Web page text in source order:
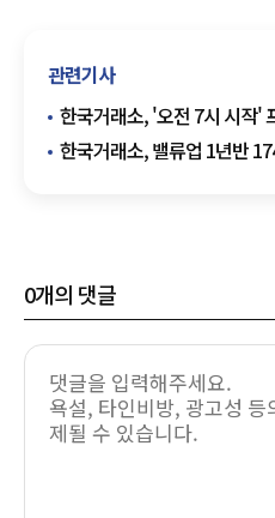
관련기사
한국거래소, '오전 7시 시작'
말로 연기
한국거래소, 밸류업 1년반
0개의 댓글